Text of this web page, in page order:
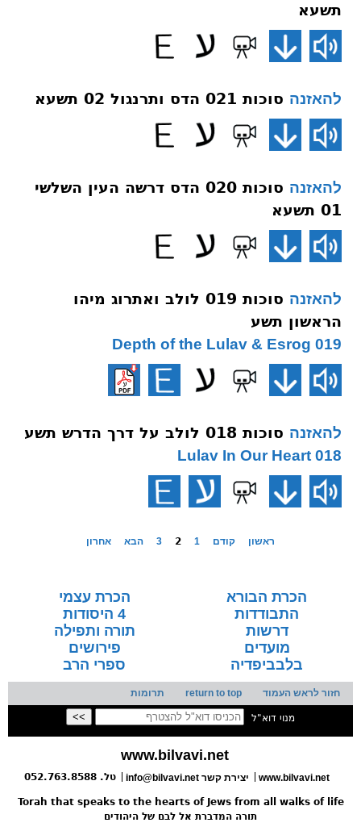
תשעא
להאזנה סוכות 021 הדס ותרנגול 02 תשעא
להאזנה
סוכות 020 הדס דרשה העין השלשי
01 תשעא
להאזנה
סוכות 019 לולב ואתרוג מיהו
הראשון תשע
019 Depth of the Lulav & Esrog
להאזנה סוכות 018 לולב על דרך הדרש תשע
018 Lulav In Our Heart
ראשון קודם 1
2
3 הבא אחרון
הכרת הבורא
הכרת עצמי
התבודדות
4 היסודות
דרשות
תורה ותפילה
מועדים
פירושים
בלבביפדיה
ספרי הרב
חזור לראש העמוד return to top תרומות
מנוי דוא"ל
www.bilvavi.net
www.bilvavi.net
info@bilvavi.net יצירת קשר טל. 052.763.8588
Torah that speaks to the hearts of Jews from all walks of life
תורה המדברת אל לבם של היהודים